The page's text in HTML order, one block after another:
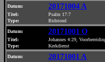
Datum: 20171004 A
Titel:
Psalm 17:7
Type:
Bidstond
Datum: 20171001 O
Titel:
Johannes 4:29,
Type:
Kerkdienst
Datum: 20171001 A